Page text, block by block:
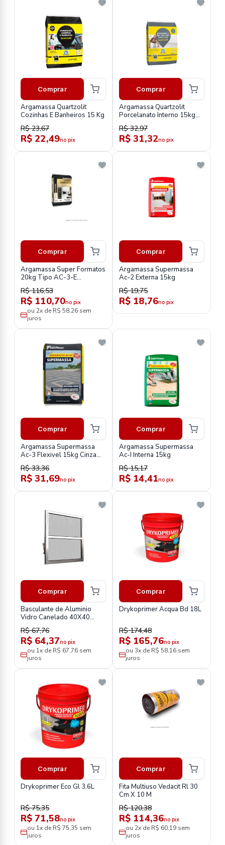
Comprar
Argamassa Quartzolit
Cozinhas E Banheiros 15 Kg
R$ 23,67
R$ 22,49no pix
Comprar
Argamassa Quartzolit
Porcelanato Interno 15kg
Piso Sobre Piso Cinza Saco
Plastico
R$ 32,97
R$ 31,32no pix
Comprar
Argamassa Super Formatos
20kg Tipo AC-3-E
Quartzolit
R$ 116,53
R$ 110,70no pix
ou 2x de R$ 58,26 sem
juros
Comprar
Argamassa Supermassa
Ac-2 Externa 15kg
R$ 19,75
R$ 18,76no pix
Comprar
Argamassa Supermassa
Ac-3 Flexivel 15kg Cinza
Sm0460
R$ 33,36
R$ 31,69no pix
Comprar
Argamassa Supermassa
Ac-I Interna 15kg
R$ 15,17
R$ 14,41no pix
Comprar
Basculante de Aluminio
Vidro Canelado 40X40
Quality
R$ 67,76
R$ 64,37no pix
ou 1x de R$ 67,76 sem
juros
Comprar
Drykoprimer Acqua Bd 18L
R$ 174,48
R$ 165,76no pix
ou 3x de R$ 58,16 sem
juros
Comprar
Drykoprimer Eco Gl 3,6L
R$ 75,35
R$ 71,58no pix
ou 1x de R$ 75,35 sem
juros
Comprar
Fita Multiuso Vedacit Rl 30
Cm X 10 M
R$ 120,38
R$ 114,36no pix
ou 2x de R$ 60,19 sem
juros